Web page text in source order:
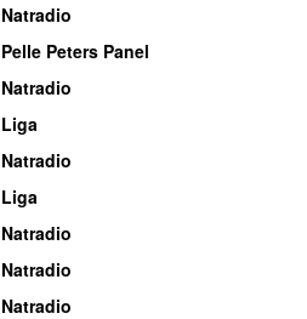
Natradio
Pelle Peters Panel
Natradio
Liga
Natradio
Liga
Natradio
Natradio
Natradio